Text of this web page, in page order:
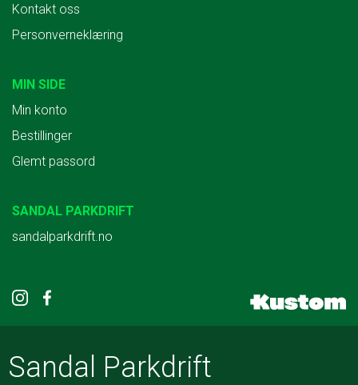
Kontakt oss
Personverneklæring
MIN SIDE
Min konto
Bestillinger
Glemt passord
SANDAL PARKDRIFT
sandalparkdrift.no
Sandal Parkdrift